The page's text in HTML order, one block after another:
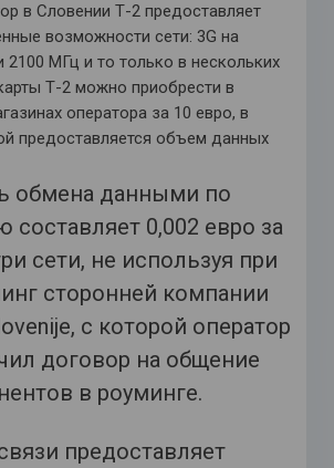
в Словении Т-2 предоставляет
возможности сети: 3G на
2100 МГц и то только в нескольких
Т-2 можно приобрести в
оператора за 10 евро, в
предоставляется объем данных
обмена данными по
составляет 0,002 евро за
сети, не используя при
сторонней компании
с которой оператор
договор на общение
в роуминге.
предоставляет